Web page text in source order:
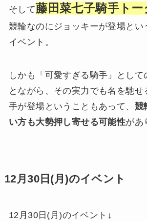
そして藤田菜七子騎手トー
競輪なのにジョッキーが登場とい
イベント。
しかも「可愛すぎる騎手」として
とながら、その実力でも名を馳せ
手が登場ということもあって、 競
い方も大勢押し寄せる可能性があ
12月30日(月)のイベント
12月30日(月)のイベント↓